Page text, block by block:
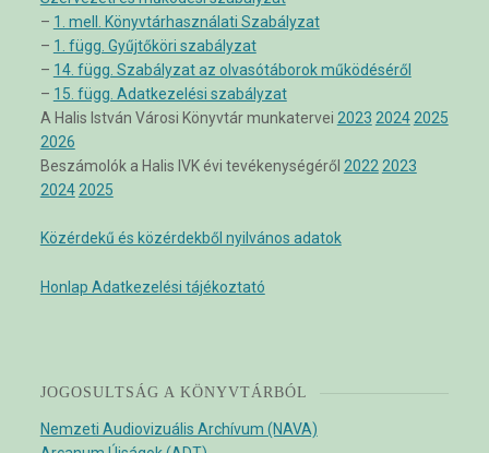
– 1. mell. Könyvtárhasználati Szabályzat
– 1. függ. Gyűjtőköri szabályzat
– 14. függ. Szabályzat az olvasótáborok működéséről
– 15. függ. Adatkezelési szabályzat
A Halis István Városi Könyvtár munkatervei 2023 2024 2025
2026
Beszámolók a Halis IVK évi tevékenységéről 2022 2023
2024 2025
Közérdekű és közérdekből nyilvános adatok
Honlap Adatkezelési tájékoztató
JOGOSULTSÁG A KÖNYVTÁRBÓL
Nemzeti Audiovizuális Archívum (NAVA)